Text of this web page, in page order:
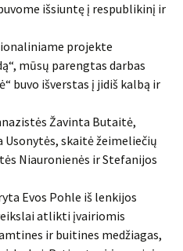
išsiuntę į respublikinį ir
projekte
mūsų parengtas darbas
buvo išverstas į jidiš kalbą ir
Žavinta Butaitė,
skaitė žeimeliečių
Niauronienės ir Stefanijos
Evos Pohle iš lenkijos
atlikti įvairiomis
ir buitines medžiagas,